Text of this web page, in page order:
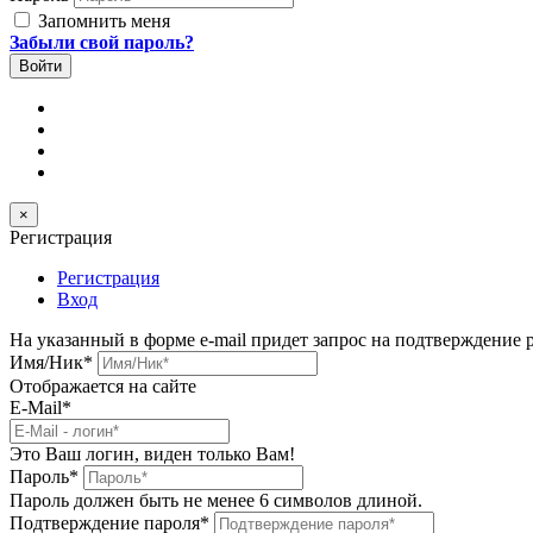
Запомнить меня
Забыли свой пароль?
×
Регистрация
Регистрация
Вход
На указанный в форме e-mail придет запрос на подтверждение
Имя/Ник*
Отображается на сайте
E-Mail*
Это Ваш логин, виден только Вам!
Пароль*
Пароль должен быть не менее 6 символов длиной.
Подтверждение пароля*